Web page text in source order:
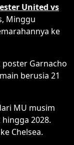
United vs
Minggu
ke
Garnacho
berusia 21
MU musim
2028.
Chelsea.